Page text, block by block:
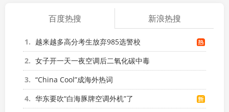
百度热搜 新浪热搜
1
越来越多高分考生放弃985选警校
2
女子开一天一夜空调后二氧化碳中毒
3
“China Cool”成海外热词
4
华东要吹“白海豚牌空调外机”了